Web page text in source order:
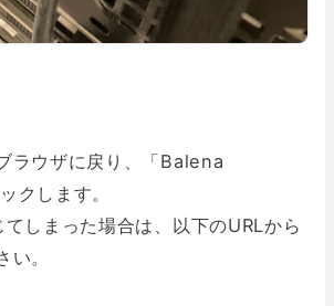
ラウザに戻り、「Balena
クします。
しまった場合は、以下のURLから
い。